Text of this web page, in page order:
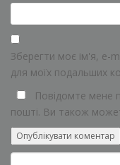
Зберегти моє ім'я, e-
для моїх подальших
Повідомте мене
пошті. Ви також